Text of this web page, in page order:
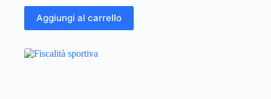
Aggiungi al carrello